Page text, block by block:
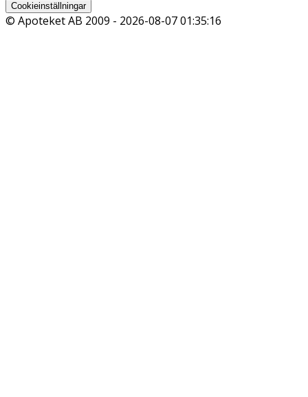
Cookieinställningar
© Apoteket AB 2009 - 2026-08-07 01:35:16